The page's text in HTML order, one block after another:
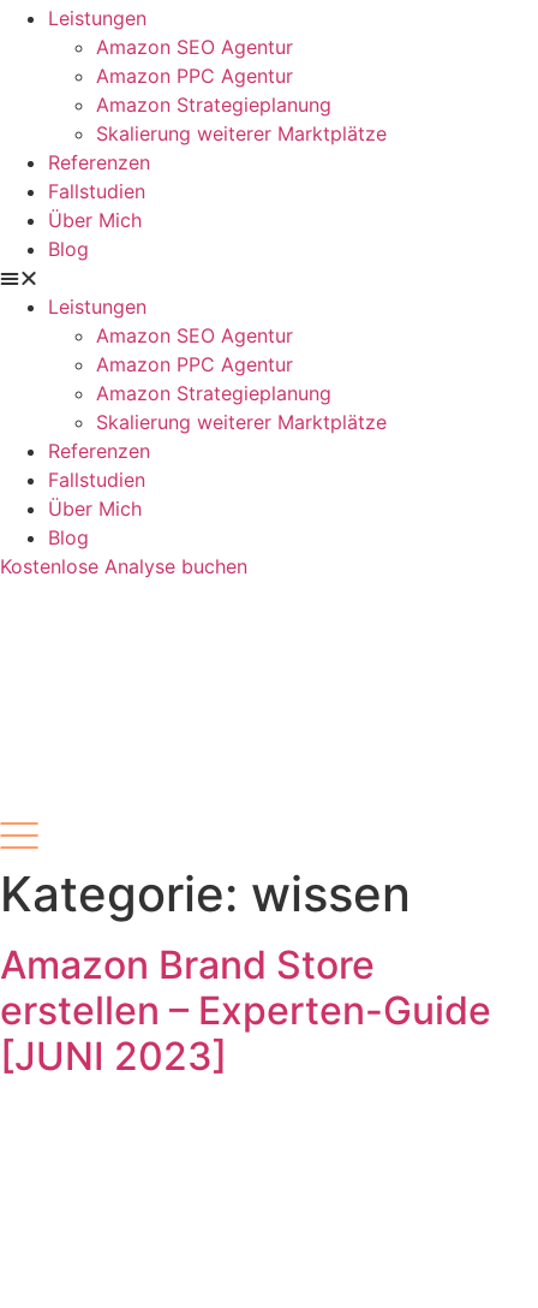
Leistungen
Amazon SEO Agentur
Amazon PPC Agentur
Amazon Strategieplanung
Skalierung weiterer Marktplätze
Referenzen
Fallstudien
Über Mich
Blog
Leistungen
Amazon SEO Agentur
Amazon PPC Agentur
Amazon Strategieplanung
Skalierung weiterer Marktplätze
Referenzen
Fallstudien
Über Mich
Blog
Kostenlose Analyse buchen
Kategorie: wissen
Amazon Brand Store
erstellen – Experten-Guide
[JUNI 2023]